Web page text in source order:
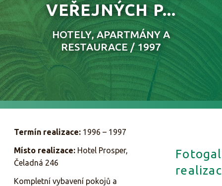
VEŘEJNÝCH P...
HOTELY, APARTMÁNY A
RESTAURACE / 1997
Termín realizace: 1996 – 1997
Místo realizace: Hotel Prosper,
Čeladná 246
Kompletní vybavení pokojů a